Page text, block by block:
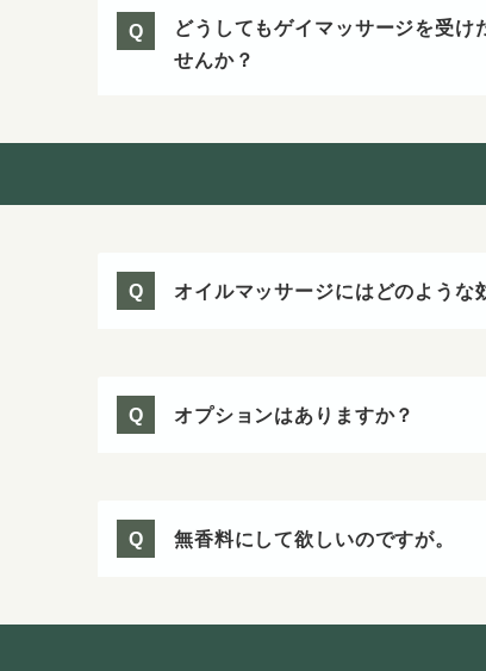
Q
どうしてもゲイマッサージを受け
せんか？
Q オイルマッサージにはどのような
Q オプションはありますか？
Q 無香料にして欲しいのですが。